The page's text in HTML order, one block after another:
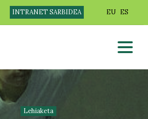
INTRANET SARBIDEA EU ES
Lehiaketa